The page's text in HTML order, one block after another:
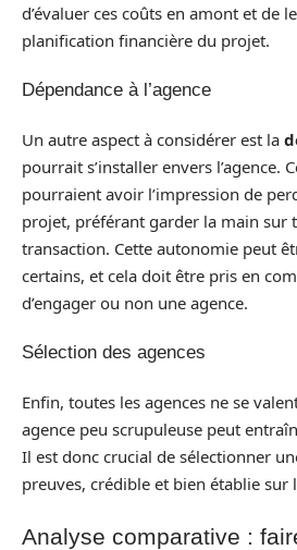
d’évaluer ces coûts en amont et de
planification financière du projet.
Dépendance à l’agence
Un autre aspect à considérer est la
pourrait s’installer envers l’agence.
pourraient avoir l’impression de
projet, préférant garder la main sur
transaction. Cette autonomie peut
certains, et cela doit être pris en
d’engager ou non une agence.
Sélection des agences
Enfin, toutes les agences ne se
agence peu scrupuleuse peut
Il est donc crucial de sélectionner
preuves, crédible et bien établie sur
Analyse comparative :